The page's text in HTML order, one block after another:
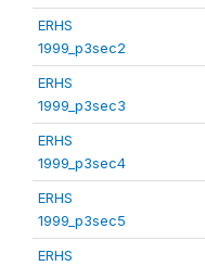
ERHS
1999_p3sec2
ERHS
1999_p3sec3
ERHS
1999_p3sec4
ERHS
1999_p3sec5
ERHS